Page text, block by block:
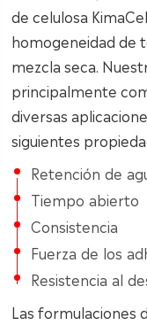
de celulosa
homogeneidad de
mezcla seca.
principalmente
diversas
siguientes
Retención de
Tiempo abierto
Consistencia
Fuerza de los
Resistencia al
Las formulaciones